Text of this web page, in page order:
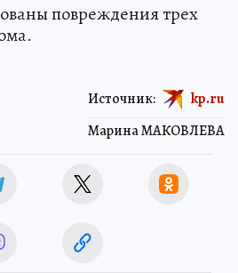
повреждения трех
Марина МАКОВЛЕВА
Источник: kp.ru